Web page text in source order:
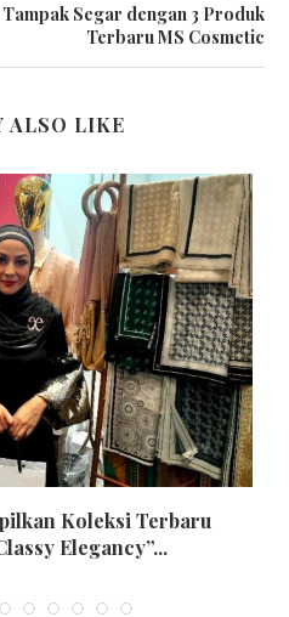
Tampak Segar dengan 3 Produk
Terbaru MS Cosmetic
ALSO LIKE
Koleksi Terbaru
Elegancy”...